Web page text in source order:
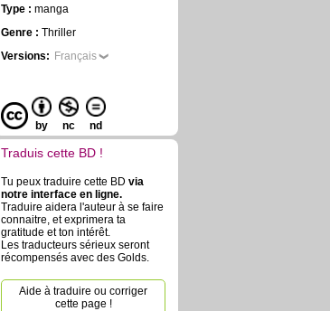
Type : manga
Genre : Thriller
Versions: Français
by nc nd
Traduis cette BD !
Tu peux traduire cette BD via
notre interface en ligne.
Traduire aidera l'auteur à se faire
connaitre, et exprimera ta
gratitude et ton intérêt.
Les traducteurs sérieux seront
récompensés avec des Golds.
Aide à traduire ou corriger
cette page !